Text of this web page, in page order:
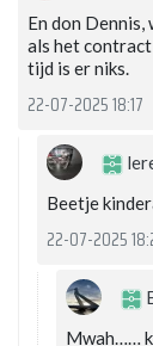
En don Dennis,
als het
tijd is er niks.
22-07-2025 18:17
Beetje
22-07-2025
Mwah……